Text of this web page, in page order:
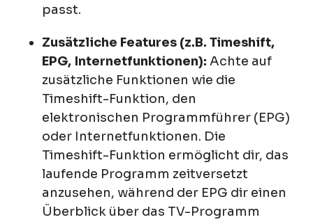
passt.
Zusätzliche Features (z.B. Timeshift,
EPG, Internetfunktionen): Achte auf
zusätzliche Funktionen wie die
Timeshift-Funktion, den
elektronischen Programmführer (EPG)
oder Internetfunktionen. Die
Timeshift-Funktion ermöglicht dir, das
laufende Programm zeitversetzt
anzusehen, während der EPG dir einen
Überblick über das TV-Programm